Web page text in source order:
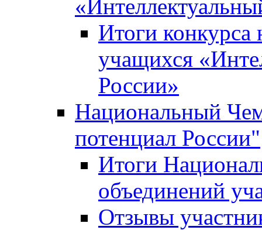
Итоги
учащихся
России»
Национальный
потенциал России"
Итоги
объединений
Отзывы